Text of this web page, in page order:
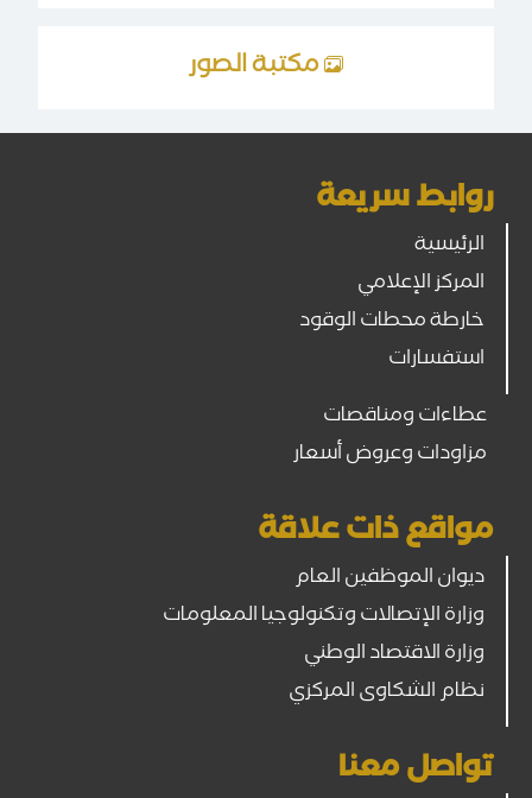
مكتبة الصور
روابط سريعة
الرئيسية
المركز الإعلامي
خارطة محطات الوقود
استفسارات
عطاءات ومناقصات
مزاودات وعروض أسعار
مواقع ذات علاقة
ديوان الموظفين العام
وزارة الإتصالات وتكنولوجيا المعلومات
وزارة الاقتصاد الوطني
نظام الشكاوى المركزي
تواصل معنا